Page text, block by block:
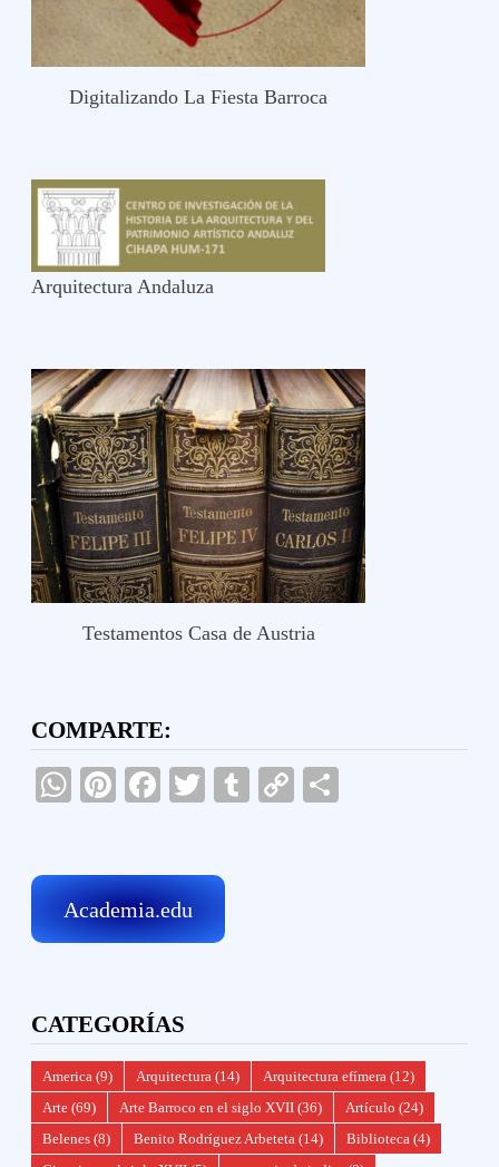
Digitalizando La Fiesta Barroca
Arquitectura Andaluza
Testamentos Casa de Austria
COMPARTE:
WhatsApp
Pinterest
Facebook
TwitterTumblr
Copy
Academia.edu
CATEGORÍAS
America (9) Arquitectura (14) Arquitectura efímera (12)
Arte (69) Arte Barroco en el siglo XVII (36) Artículo (24)
Belenes (8) Benito Rodríguez Arbeteta (14) Biblioteca (4)